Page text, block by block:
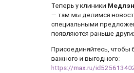
Теперь у клиники
— там мы делимся
специальными
появляются раньше
Присоединяйтесь, чтобы
важного и выгодного:
https://max.ru/